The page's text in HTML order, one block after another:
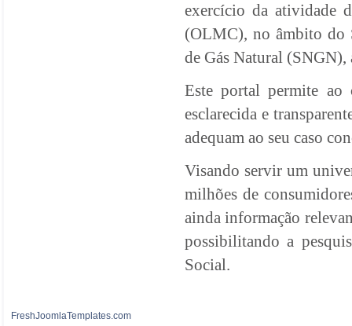
exercício da atividade
(OLMC), no âmbito do
de Gás Natural
Este portal permite ao
esclarecida e
adequam ao seu caso
Visando servir um
milhões de
ainda informação
possibilitando a
Social.
FreshJoomlaTemplates.com